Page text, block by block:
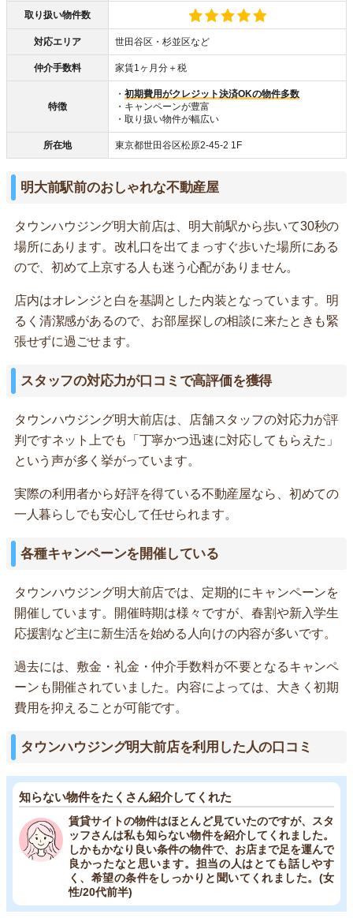
取り扱い物件数
対応エリア 世田谷区・杉並区など
仲介手数料 家賃1ヶ月分＋税
特徴
・ 初期費用がクレジット決済OKの物件多数
・キャンペーンが豊富
・取り扱い物件が幅広い
所在地 東京都世田谷区松原2-45-2 1F
明大前駅前のおしゃれな不動産屋
タウンハウジング明大前店は、明大前駅から歩いて30秒の
場所にあります。改札口を出てまっすぐ歩いた場所にある
ので、初めて上京する人も迷う心配がありません。
店内はオレンジと白を基調とした内装となっています。明
るく清潔感があるので、お部屋探しの相談に来たときも緊
張せずに過ごせます。
スタッフの対応力が口コミで高評価を獲得
タウンハウジング明大前店は、店舗スタッフの対応力が評
判ですネット上でも「丁寧かつ迅速に対応してもらえた」
という声が多く挙がっています。
実際の利用者から好評を得ている不動産屋なら、初めての
一人暮らしでも安心して任せられます。
各種キャンペーンを開催している
タウンハウジング明大前店では、定期的にキャンペーンを
開催しています。開催時期は様々ですが、春割や新入学生
応援割など主に新生活を始める人向けの内容が多いです。
過去には、敷金・礼金・仲介手数料が不要となるキャンペ
ーンも開催されていました。内容によっては、大きく初期
費用を抑えることが可能です。
タウンハウジング明大前店を利用した人の口コミ
知らない物件をたくさん紹介してくれた
賃貸サイトの物件はほとんど見ていたのですが、スタ
ッフさんは私も知らない物件を紹介してくれました。
しかもかなり良い条件の物件で、お店まで足を運んで
良かったなと思います。担当の人はとても話しやす
く、希望の条件をしっかりと聞いてくれました。(女
性/20代前半)